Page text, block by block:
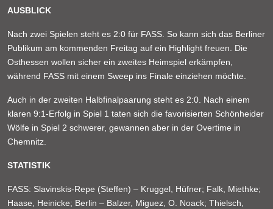
AUSBLICK
Nach zwei Spielen steht es 2:0 für FASS. So kann sich das Berliner
Publikum am kommenden Freitag auf ein Highlight freuen. Die
Osthessen wollen sicher ein zweites Heimspiel erkämpfen,
während FASS mit einem Sweep ins Finale einziehen möchte.
Auch in der zweiten Halbfinalpaarung steht es 2:0. Nach einem
klaren 9:1-Erfolg in Spiel 1 taten sich die favorisierten Schönheider
Wölfe in Spiel 2 schwerer, gewannen aber in der Overtime in
Chemnitz.
STATISTIK
FASS: Slavinskis-Repe (Steffen) – Kruggel, Hüfner; Falk, Miethke;
Haase, Heinicke; Berlin – Balzer, Miguez, O. Noack; Thielsch,